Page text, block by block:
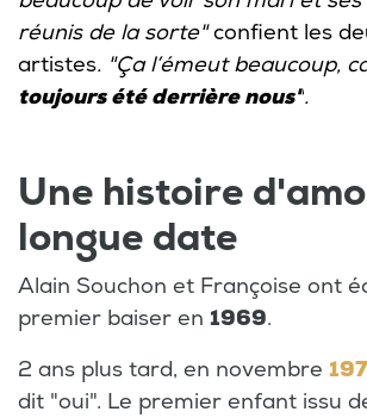
réunis de la sorte"confient les
artistes. "Ça l’émeut beaucoup,
toujours été derrière nous".
Une histoire
longue date
Alain Souchon et Françoise ont
premier baiser en 1969.
2 ans plus tard, en novembre
dit "oui". Le premier enfant issu